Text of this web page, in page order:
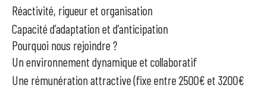
Réactivité, rigueur et organisation
Capacité d’adaptation et d’anticipation
Pourquoi nous rejoindre ?
Un environnement dynamique et collaboratif
Une rémunération attractive (fixe entre 2500€ et 3200€